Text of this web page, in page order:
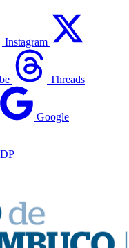
Instagram
Threads
Google